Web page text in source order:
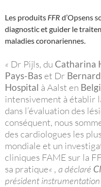
Les produits FFR d’Opsens
diagnostic et guider le
maladies coronariennes.
« Dr Pijls, du Catharina
Pays-Bas et Dr
Hospital à Aalst en
intensivement à établir
dans l’évaluation des
conséquent, nous
des cardiologues les
mondiale et un
cliniques FAME sur la
sa pratique« , a déclaré
président instrumentation